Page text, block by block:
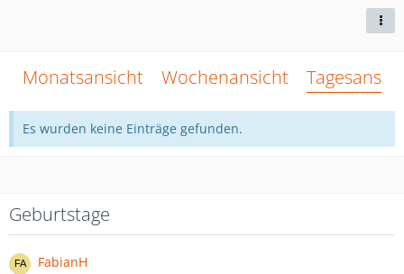
Monatsansicht Wochenansicht
Es wurden keine Einträge gefunden.
Geburtstage
FabianH